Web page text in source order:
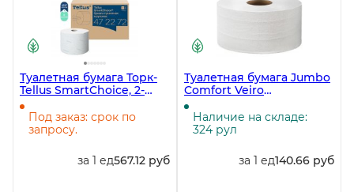
Туалетная бумага Торк-
Tellus SmartChoice, 2-
слойная, белая, 207
метров, 8 рулонов в
упаковке
Под заказ: срок по
запросу.
за 1 ед567.12 руб
Туалетная бумага Jumbo
Comfort Veiro
Professional Lite, 2-
слойная, белая,
отбеленная макулатура,
12 рулонов в упаковке
Наличие на складе:
324 рул
за 1 ед140.66 руб